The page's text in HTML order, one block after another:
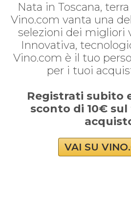
Nata in Toscana,
Vino.com vanta una
selezioni dei migliori
Innovativa,
Vino.com è il tuo
per i tuoi
Registrati subito
sconto di 10€
VAI SU